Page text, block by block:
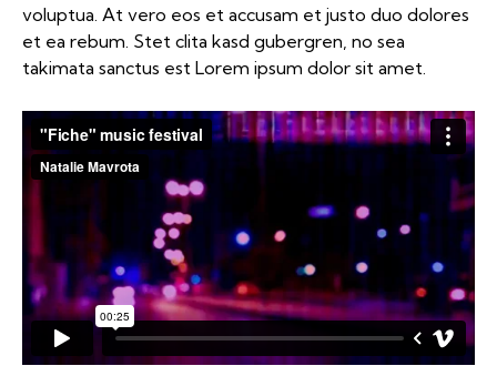
voluptua. At vero eos et accusam et justo duo dolores
et ea rebum. Stet clita kasd gubergren, no sea
takimata sanctus est Lorem ipsum dolor sit amet.